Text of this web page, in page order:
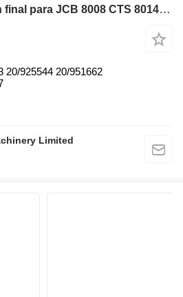
20/925543 transmisión final para JCB 8008 CTS 8014 8016 8018 miniexcavadora
20/925544 20/951662
Limited